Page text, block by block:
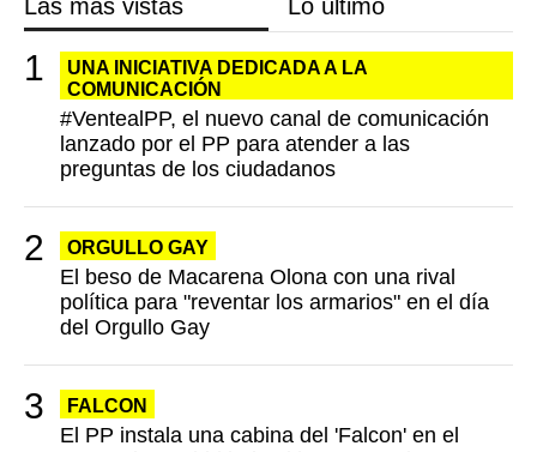
Las más vistas Lo último
UNA INICIATIVA DEDICADA A LA
COMUNICACIÓN
#VentealPP, el nuevo canal de comunicación
lanzado por el PP para atender a las
preguntas de los ciudadanos
ORGULLO GAY
El beso de Macarena Olona con una rival
política para "reventar los armarios" en el día
del Orgullo Gay
FALCON
El PP instala una cabina del 'Falcon' en el